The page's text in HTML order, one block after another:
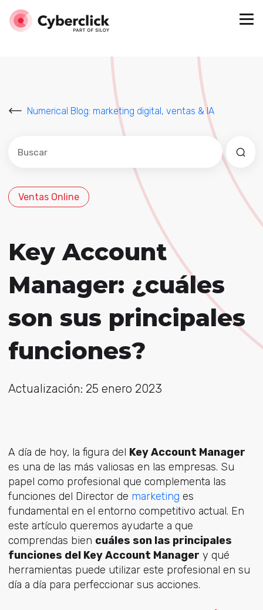
Numerical Blog: marketing digital, ventas & IA
Este es un campo de búsqueda con una función de
No hay sugerencias porque el campo de
Ventas Online
Key Account
Manager: ¿cuáles
son sus principales
funciones?
Actualización: 25 enero 2023
A día de hoy, la figura del Key Account Manager
es una de las más valiosas en las empresas. Su
papel como profesional que complementa las
funciones del Director de marketing es
fundamental en el entorno competitivo actual. En
este artículo queremos ayudarte a que
comprendas bien cuáles son las principales
funciones del Key Account Manager y qué
herramientas puede utilizar este profesional en su
día a día para perfeccionar sus acciones.